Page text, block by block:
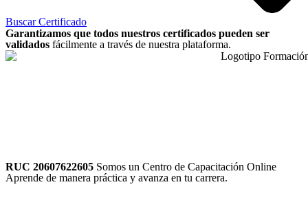
Buscar Certificado
Garantizamos que todos nuestros certificados pueden ser
validados fácilmente a través de nuestra plataforma.
RUC 20607622605 Somos un Centro de Capacitación Online
Aprende de manera práctica y avanza en tu carrera.